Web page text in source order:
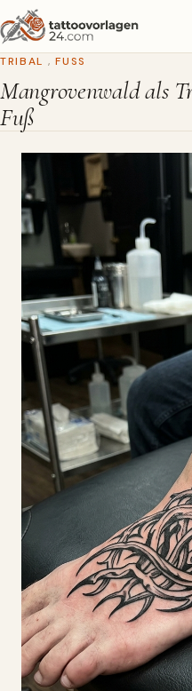
TRIBAL , FUSS
Mangrovenwald als
Fuß